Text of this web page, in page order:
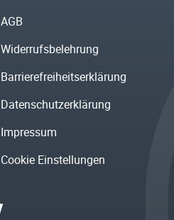
AGB
Widerrufsbelehrung
Barrierefreiheitserklärung
Datenschutzerklärung
Impressum
Cookie Einstellungen